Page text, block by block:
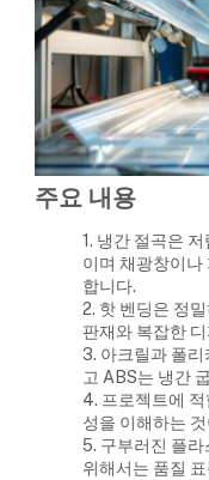
주요 내용
1. 냉간 절곡은
이며 채광창이나
합니다.
2. 핫 벤딩은 정
판재와 복잡한
3. 아크릴과 폴
고 ABS는 냉간
4. 프로젝트에
성을 이해하는
5. 구부러진 플
위해서는 품질